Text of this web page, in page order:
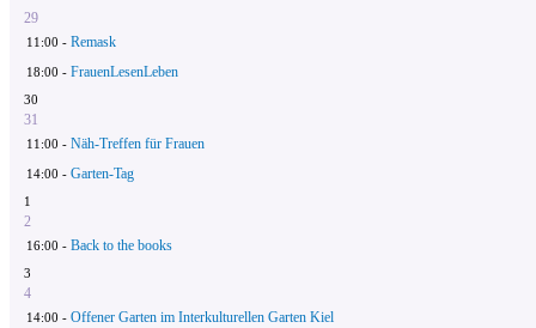
29
11:00 - Remask
18:00 - FrauenLesenLeben
30
31
11:00 - Näh-Treffen für Frauen
14:00 - Garten-Tag
1
2
16:00 - Back to the books
3
4
14:00 - Offener Garten im Interkulturellen Garten Kiel